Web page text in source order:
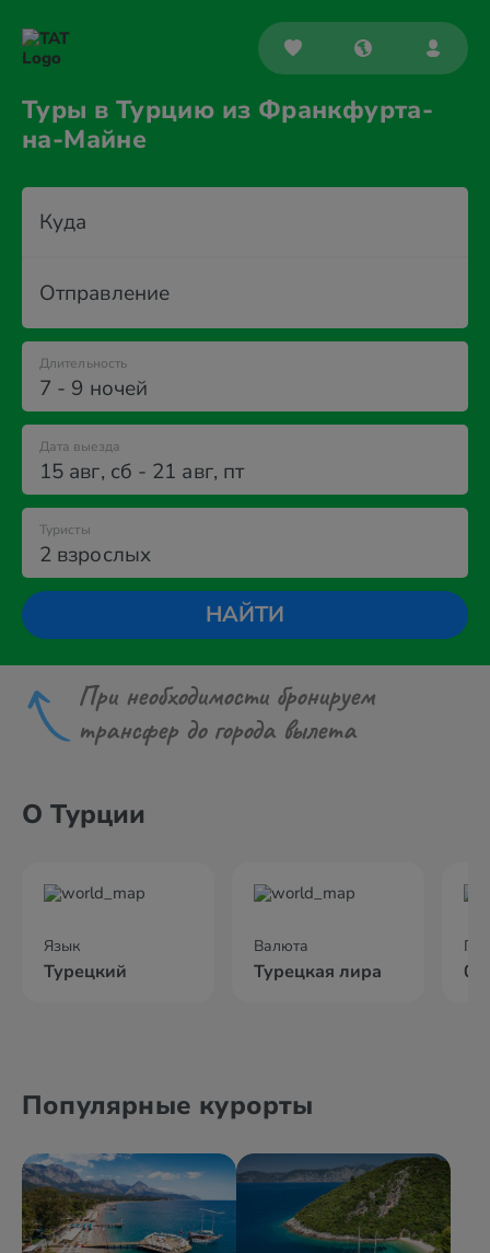
Туры в Турцию из Франкфурта-
на-Майне
Куда
Отправление
7 - 9 ночей
Длительность
Дата выезда
15 авг, сб - 21 авг, пт
2 взрослых
Туристы
НАЙТИ
При необходимости бронируем
трансфер до города вылета
О Турции
Язык
Турецкий
Валюта
Турецкая лира
Популярные курорты